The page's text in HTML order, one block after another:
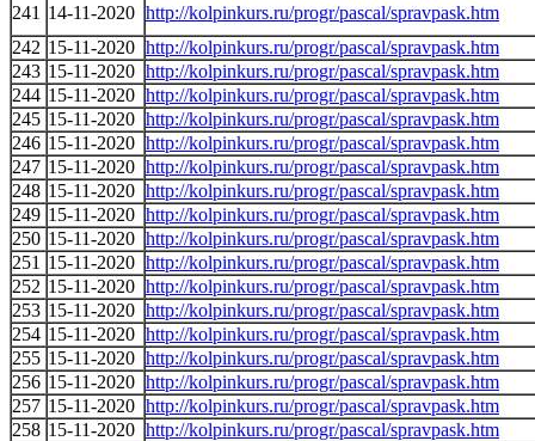
241 14-11-2020 http://kolpinkurs.ru/progr/pascal/spravpask.htm
242 15-11-2020 http://kolpinkurs.ru/progr/pascal/spravpask.htm
243 15-11-2020 http://kolpinkurs.ru/progr/pascal/spravpask.htm
244 15-11-2020 http://kolpinkurs.ru/progr/pascal/spravpask.htm
245 15-11-2020 http://kolpinkurs.ru/progr/pascal/spravpask.htm
246 15-11-2020 http://kolpinkurs.ru/progr/pascal/spravpask.htm
247 15-11-2020 http://kolpinkurs.ru/progr/pascal/spravpask.htm
248 15-11-2020 http://kolpinkurs.ru/progr/pascal/spravpask.htm
249 15-11-2020 http://kolpinkurs.ru/progr/pascal/spravpask.htm
250 15-11-2020 http://kolpinkurs.ru/progr/pascal/spravpask.htm
251 15-11-2020 http://kolpinkurs.ru/progr/pascal/spravpask.htm
252 15-11-2020 http://kolpinkurs.ru/progr/pascal/spravpask.htm
253 15-11-2020 http://kolpinkurs.ru/progr/pascal/spravpask.htm
254 15-11-2020 http://kolpinkurs.ru/progr/pascal/spravpask.htm
255 15-11-2020 http://kolpinkurs.ru/progr/pascal/spravpask.htm
256 15-11-2020 http://kolpinkurs.ru/progr/pascal/spravpask.htm
257 15-11-2020 http://kolpinkurs.ru/progr/pascal/spravpask.htm
258 15-11-2020 http://kolpinkurs.ru/progr/pascal/spravpask.htm